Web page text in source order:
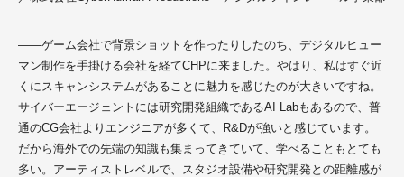
――ゲーム会社で背景ショットを作ったりしたのち、デジタルヒュー
マン制作を手掛ける会社を経てCHPに来ました。やはり、私はすぐ近
くにスキャンシステムがあることに魅力を感じたのが大きいですね。
サイバーエージェント には研究開発組織であるAI Labもあるので、普
通のCG会社よりエンジニアが多くて、R&Dが強いと感じています。
だから海外での先端の知識も集まってきていて、学べることもとても
多い。アーティストレベルで、スタジオ設備や研究開発との距離感が